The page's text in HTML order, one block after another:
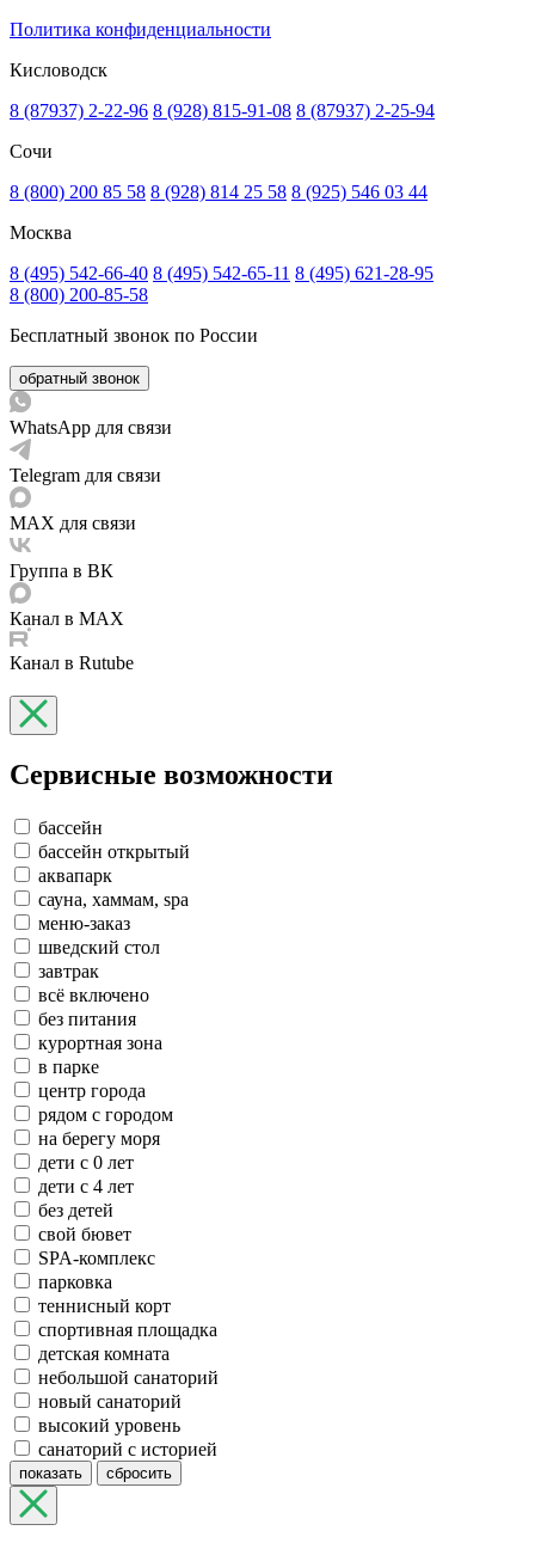
Политика конфиденциальности
Кисловодск
8 (87937) 2-22-96 8 (928) 815-91-08 8 (87937) 2-25-94
Сочи
8 (800) 200 85 58 8 (928) 814 25 58 8 (925) 546 03 44
Москва
8 (495) 542-66-40 8 (495) 542-65-11 8 (495) 621-28-95
8 (800) 200-85-58
Бесплатный звонок по России
обратный звонок
WhatsApp для связи
Telegram для связи
MAX для связи
Группа в ВК
Канал в MAX
Канал в Rutube
Сервисные возможности
бассейн
бассейн открытый
аквапарк
сауна, хаммам, spa
меню-заказ
шведский стол
завтрак
всё включено
без питания
курортная зона
в парке
центр города
рядом с городом
на берегу моря
дети с 0 лет
дети с 4 лет
без детей
свой бювет
SPA-комплекс
парковка
теннисный корт
спортивная площадка
детская комната
небольшой санаторий
новый санаторий
высокий уровень
санаторий с историей
показать сбросить